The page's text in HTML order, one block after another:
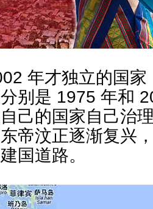
年才独立的国家
别是 1975 年和
己的国家自己治
帝汶正逐渐复兴
国道路。